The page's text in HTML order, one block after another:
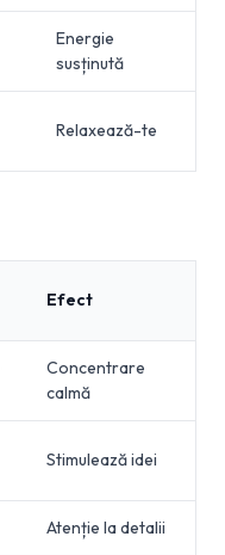
Energie
susținută
Relaxează-te
Efect
Concentrare
calmă
Stimulează idei
Atenție la detalii